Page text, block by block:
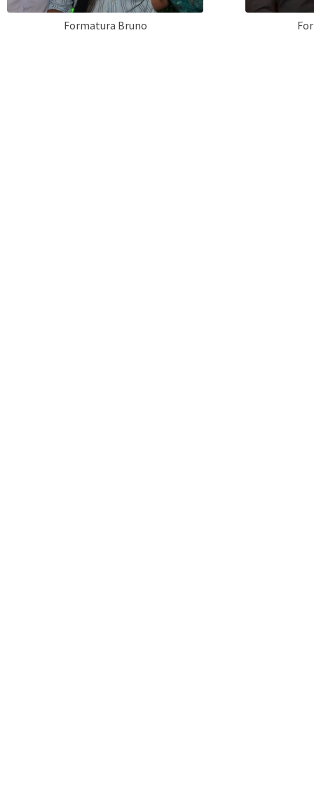
Formatura Bruno